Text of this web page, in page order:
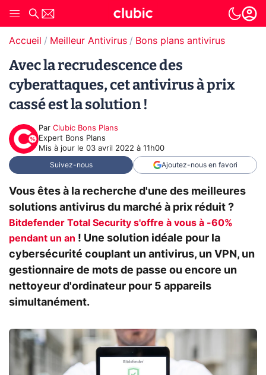
Accueil Meilleur Antivirus Bons plans antivirus
Avec la recrudescence des
cyberattaques, cet antivirus à prix
cassé est la solution !
Par Clubic Bons Plans
Expert Bons Plans
Mis à jour le 03 avril 2022 à 11h00
Suivez-nous Ajoutez-nous en favori
Vous êtes à la recherche d'une des meilleures
solutions antivirus du marché à prix réduit ?
Bitdefender Total Security s'offre à vous à -60%
pendant un an ! Une solution idéale pour la
cybersécurité couplant un antivirus, un VPN, un
gestionnaire de mots de passe ou encore un
nettoyeur d'ordinateur pour 5 appareils
simultanément.